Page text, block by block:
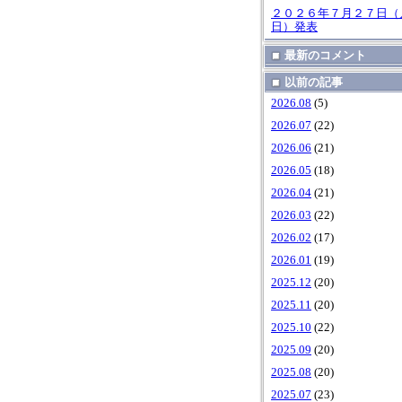
２０２６年７月２７日（
日）発表
最新のコメント
以前の記事
2026.08 (5)
2026.07 (22)
2026.06 (21)
2026.05 (18)
2026.04 (21)
2026.03 (22)
2026.02 (17)
2026.01 (19)
2025.12 (20)
2025.11 (20)
2025.10 (22)
2025.09 (20)
2025.08 (20)
2025.07 (23)